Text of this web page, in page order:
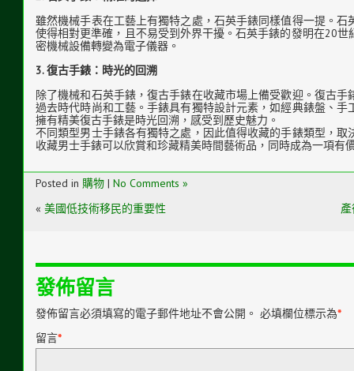
雖然機械手表在工藝上有獨特之處，石英手錶同樣值得一提。
使得相對更準確，且不易受到外界干擾。石英手錶的發明在20
密機械設備轉變為電子儀器。
3. 復古手錶：時光的回溯
除了機械和石英手錶，復古手錶在收藏市場上備受歡迎。復古
過去時代時尚和工藝。手錶具有獨特設計元素，如經典錶盤、
擁有精美復古手錶是時光回溯，感受到歷史魅力。
不同類型男士手錶各有獨特之處，因此值得收藏的手錶類型，
收藏男士手錶可以欣賞和珍藏精美時間藝術品，同時成為一項有
Posted in 購物 | No Comments »
« 美國低技術移民的重要性
發佈留言
發佈留言必須填寫的電子郵件地址不會公開。 必填欄位標示為*
留言*